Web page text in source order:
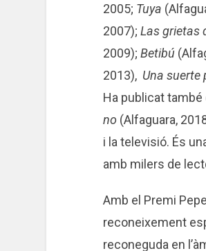
2005; Tuya
2007); Las grietas
2009); Betibú
2013), Una suerte
Ha publicat
no (Alfaguara,
i la televisió. És
amb milers de
Amb el Premi
reconeixement
reconeguda en